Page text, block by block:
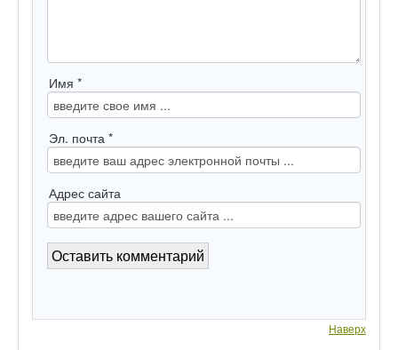
Имя *
Эл. почта *
Адрес сайта
Наверх